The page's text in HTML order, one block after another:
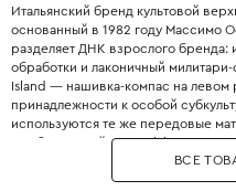
Итальянский бренд культовой
основанный в 1982 году Массимо
разделяет ДНК взрослого бренда:
обработки и лаконичный
Island — нашивка-компас на левом
принадлежности к особой
используются те же передовые
мембраны, нейлон с эффектом
карбон. Ассортимент включает
толстовки, футболки, брюки
ВСЕ